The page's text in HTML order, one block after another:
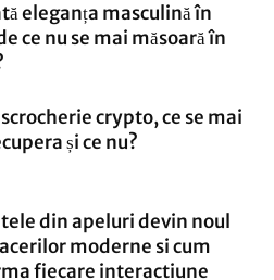
eleganța masculină în
ce nu se mai măsoară în
crypto, ce se mai
și ce nu?
din apeluri devin noul
moderne si cum
fiecare interactiune